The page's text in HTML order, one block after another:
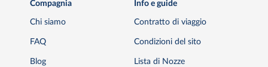
Compagnia
Chi siamo
FAQ
Blog
Info e guide
Contratto di viaggio
Condizioni del sito
Lista di Nozze